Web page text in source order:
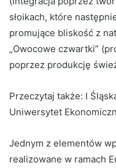
słoikach, które
promujące bliskość z
„Owocowe czwartki”
poprzez produkcję
Przeczytaj także: I
Uniwersytet
Jednym z elementów
realizowane w ramach